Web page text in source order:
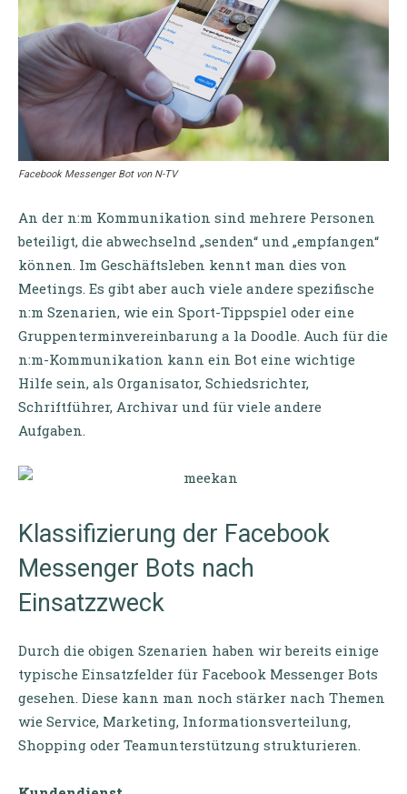
Facebook Messenger Bot von N-TV
An der n:m Kommunikation sind mehrere Personen
beteiligt, die abwechselnd „senden“ und „empfangen“
können. Im Geschäftsleben kennt man dies von
Meetings. Es gibt aber auch viele andere spezifische
n:m Szenarien, wie ein Sport-Tippspiel oder eine
Gruppenterminvereinbarung a la Doodle. Auch für die
n:m-Kommunikation kann ein Bot eine wichtige
Hilfe sein, als Organisator, Schiedsrichter,
Schriftführer, Archivar und für viele andere
Aufgaben.
Klassifizierung der Facebook
Messenger Bots nach
Einsatzzweck
Durch die obigen Szenarien haben wir bereits einige
typische Einsatzfelder für Facebook Messenger Bots
gesehen. Diese kann man noch stärker nach Themen
wie Service, Marketing, Informationsverteilung,
Shopping oder Teamunterstützung strukturieren.